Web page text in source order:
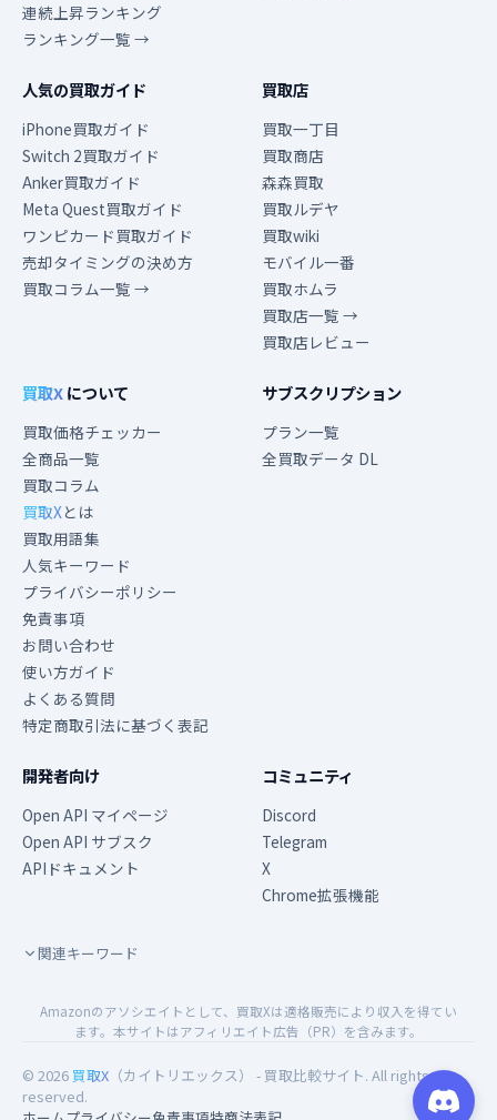
連続上昇ランキング
ランキング一覧 →
人気の買取ガイド
iPhone買取ガイド
Switch 2買取ガイド
Anker買取ガイド
Meta Quest買取ガイド
ワンピカード買取ガイド
売却タイミングの決め方
買取コラム一覧 →
買取店
買取一丁目
買取商店
森森買取
買取ルデヤ
買取wiki
モバイル一番
買取ホムラ
買取店一覧 →
買取店レビュー
買取Xについて
買取価格チェッカー
全商品一覧
買取コラム
買取Xとは
買取用語集
人気キーワード
プライバシーポリシー
免責事項
お問い合わせ
使い方ガイド
よくある質問
特定商取引法に基づく表記
サブスクリプション
プラン一覧
全買取データ DL
開発者向け
Open API マイページ
Open API サブスク
APIドキュメント
コミュニティ
Discord
Telegram
X
Chrome拡張機能
関連キーワード
Amazonのアソシエイトとして、買取Xは適格販売により収入を得てい
ます。本サイトはアフィリエイト広告（PR）を含みます。
© 2026 買取X （カイトリエックス） - 買取比較サイト. All rights
reserved.